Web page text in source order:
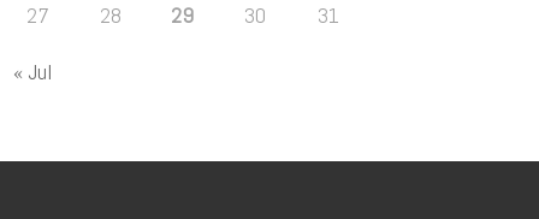
27 28 29 30 31
« Jul